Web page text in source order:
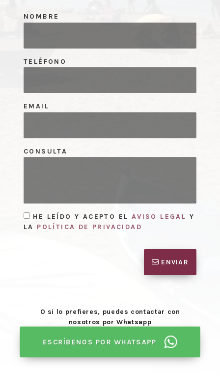
NOMBRE
TELÉFONO
EMAIL
CONSULTA
HE LEÍDO Y ACEPTO EL AVISO LEGAL Y
LA POLÍTICA DE PRIVACIDAD
ENVIAR
O si lo prefieres, puedes contactar con
nosotros por Whatsapp
ESCRÍBENOS POR WHATSAPP